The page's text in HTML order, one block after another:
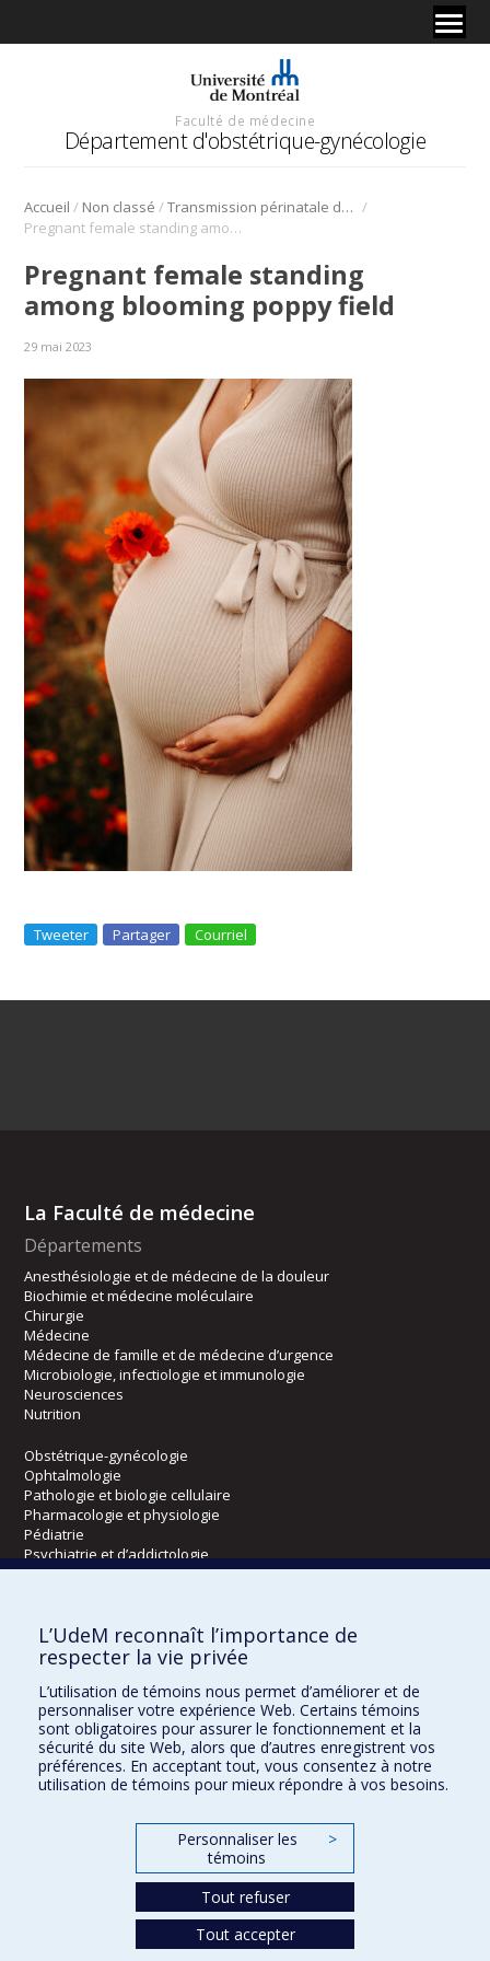
Faculté de médecine
Département d'obstétrique-gynécologie
Accueil / Non classé / Transmission périnatale du VPH: de nouvelles données encourageantes /
Pregnant female standing among blooming poppy field
Pregnant female standing
among blooming poppy field
29 mai 2023
Tweeter Partager Courriel
La Faculté de médecine
Départements
Anesthésiologie et de médecine de la douleur
Biochimie et médecine moléculaire
Chirurgie
Médecine
Médecine de famille et de médecine d’urgence
Microbiologie, infectiologie et immunologie
Neurosciences
Nutrition
Obstétrique-gynécologie
Ophtalmologie
Pathologie et biologie cellulaire
Pharmacologie et physiologie
Pédiatrie
Psychiatrie et d’addictologie
Radiologie, radio-oncologie et médecine nucléaire
Écoles
Orthophonie et audiologie
Réadaptation
Directions
L’UdeM reconnaît l’importance de
respecter la vie privée
L’utilisation de témoins nous permet d’améliorer et de
personnaliser votre expérience Web. Certains témoins
sont obligatoires pour assurer le fonctionnement et la
sécurité du site Web, alors que d’autres enregistrent vos
préférences. En acceptant tout, vous consentez à notre
utilisation de témoins pour mieux répondre à vos besoins.
Personnaliser les
témoins
>
Tout refuser
Tout accepter